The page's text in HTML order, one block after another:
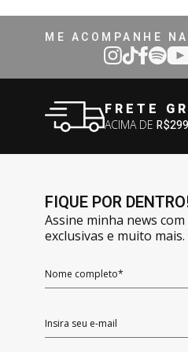
ME ACOMPANHE
FRETE
ACIMA DE
FIQUE POR
Assine minha news
exclusivas e muito mais.